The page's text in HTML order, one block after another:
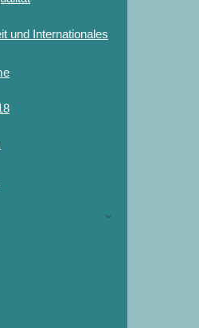
und Internationales